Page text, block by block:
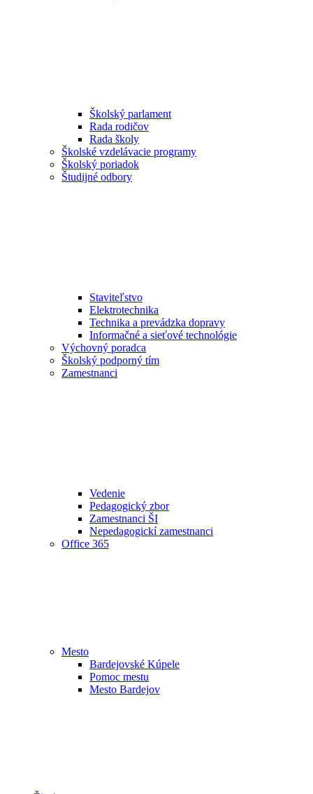
Školský parlament
Rada rodičov
Rada školy
Školské vzdelávacie programy
Školský poriadok
Študijné odbory
Staviteľstvo
Elektrotechnika
Technika a prevádzka dopravy
Informačné a sieťové technológie
Výchovný poradca
Školský podporný tím
Zamestnanci
Vedenie
Pedagogický zbor
Zamestnanci ŠI
Nepedagogickí zamestnanci
Office 365
Mesto
Bardejovské Kúpele
Pomoc mestu
Mesto Bardejov